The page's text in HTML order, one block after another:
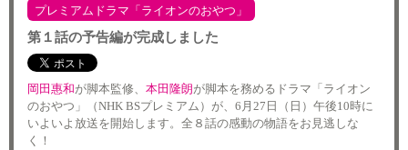
プレミアムドラマ「ライオンのおやつ」
第１話の予告編が完成しました
岡田惠和が脚本監修、 本田隆朗が脚本を務めるドラマ「ライオン
のおやつ」（NHK BSプレミアム）が、6月27日（日）午後10時に
いよいよ放送を開始します。全８話の感動の物語をお見逃しな
く！